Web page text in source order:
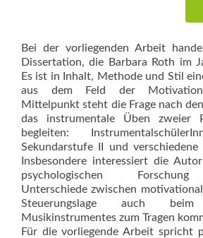
Bei der vorliegenden Arbeit
Dissertation, die Barbara Roth im
Es ist in Inhalt, Methode und Stil
aus dem Feld der
Mittelpunkt steht die Frage nach
das instrumentale Üben zweier
begleiten:
Sekundarstufe II und verschiedene
Insbesondere interessiert die
psychologischen Forschung
Unterschiede zwischen
Steuerungslage auch
Musikinstrumentes zum Tragen
Für die vorliegende Arbeit spricht